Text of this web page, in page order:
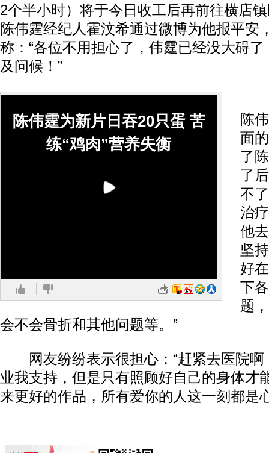
2个半小时）将于今日收工后再前往横店
陈伟霆经纪人霍汶希通过微博为他报平安
称：“各位不用担心了，伟霆已经没大碍
及问候！”
陈伟霆为新片日吞20只蛋 苦
练“鸡肉”营养失衡
陈
面
了
了
不
治
他
坚
好
下
题
会不会骨折和其他问题等。”
网友纷纷表示很担心：“赶紧去医院啊
业我支持，但是只有照顾好自己的身体才
来更好的作品，所有爱你的人这一刻都是